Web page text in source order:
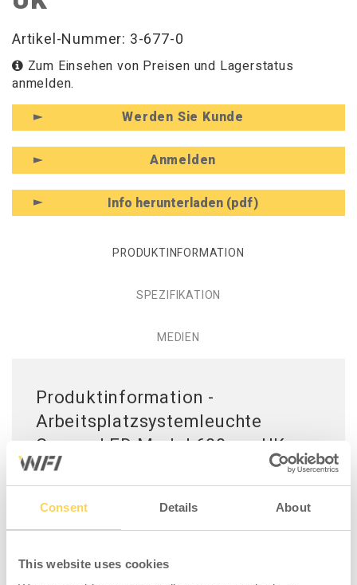
Consent Details About
This website uses cookies
Artikel-Nummer: 3-677-0
Zum Einsehen von Preisen und Lagerstatus
anmelden.
Werden Sie Kunde
Anmelden
Info herunterladen (pdf)
PRODUKTINFORMATION
SPEZIFIKATION
MEDIEN
Produktinformation -
Arbeitsplatzsystemleuchte
Gaspra LED Modul 600mm UK
Arbeitsplatzsystemleuchte Gaspra LED Modul
aus naturanodisiertem Aluminum mit
effektivem Reflexionsschutz. Angepasst für
in beliebigem Winkel eingestellt werden kann.